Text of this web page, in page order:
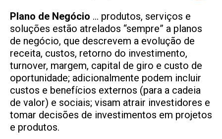
Plano de Negócio … produtos, serviços e
soluções estão atrelados “sempre” a planos
de negócio, que descrevem a evolução de
receita, custos, retorno do investimento,
turnover, margem, capital de giro e custo de
oportunidade; adicionalmente podem incluir
custos e benefícios externos (para a cadeia
de valor) e sociais; visam atrair investidores e
tomar decisões de investimentos em projetos
e produtos.